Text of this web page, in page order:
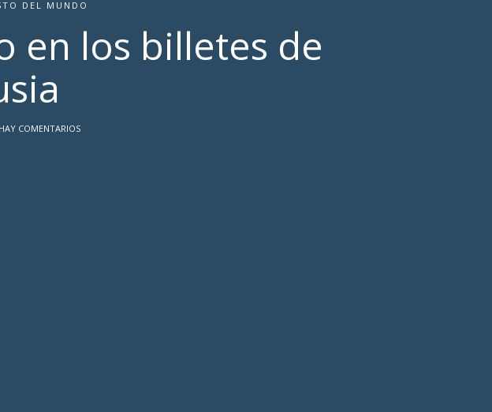
DEL MUNDO
en los billetes de
COMENTARIOS